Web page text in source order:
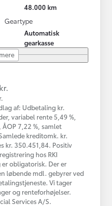
48.000 km
Geartype
Automatisk
gearkasse
af: Udbetaling kr.
variabel rente 5,49 %,
7,22 %, samlet
kreditomk. kr.
kr. 350.451,84. Positiv
hos RKI
obligatorisk. Der er
løbende mdl. gebyrer ved
Vi tager
og renteforhøjelser.
Services A/S.